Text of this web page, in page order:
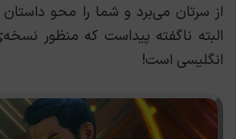
از سرتان می‌برد و شما را محو
البته ناگفته پیداست که منظور
انگلیسی است!